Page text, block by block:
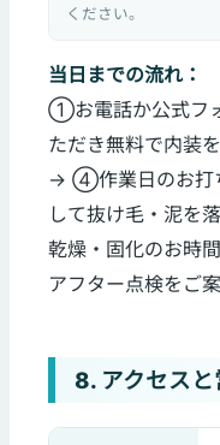
ください。
当日までの流れ：
①お電話か公式フ
ただき無料で内装
→ ④作業日のお打
して抜け毛・泥
乾燥・固化のお
アフター点検をご
8. アクセスと